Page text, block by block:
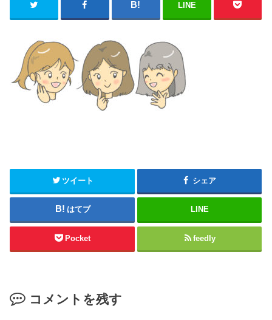
LINE
ツイート シェア
はてブ LINE
Pocket feedly
コメントを残す